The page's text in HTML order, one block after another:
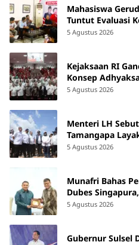
Mahasiswa
Tuntut Evaluasi
5 Agustus 2026
Kejaksaan RI
Konsep
Beroperasi 2027
5 Agustus 2026
Menteri LH
Tamangapa
5 Agustus 2026
Munafri Bahas
Dubes
bagi ASN hingga
5 Agustus 2026
Gubernur Sulsel